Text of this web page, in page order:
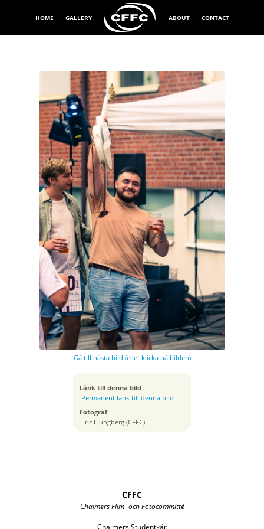
HOME GALLERY ABOUT CONTACT
Gå till nästa bild (eller klicka på bilden)
Länk till denna bild
Permanent länk till denna bild
Fotograf
Eric Ljungberg (CFFC)
Exponeringstid
1/320 sek
Bländare
f/2.8
Kamera
Canon EOS-1D X Mark II
Tagen
ISO
800
Brännvidd
105 mm
CFFC
Chalmers Film- och Fotocommitté